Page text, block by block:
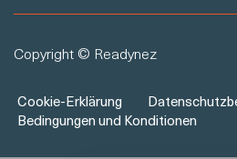
Copyright © Readynez
Cookie-Erklärung
Bedingungen und Konditionen